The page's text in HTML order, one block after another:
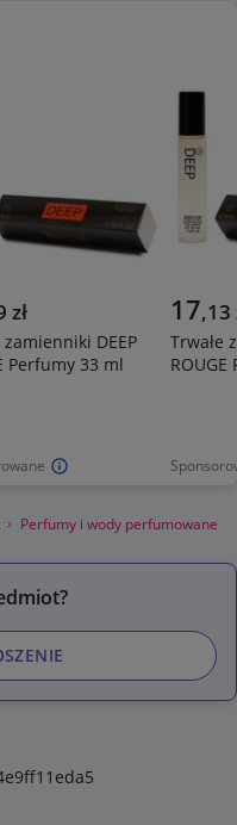
zł
zamienniki DEEP
Perfumy 33 ml
17,13
Trwałe
Perfumy i wody perfumowane